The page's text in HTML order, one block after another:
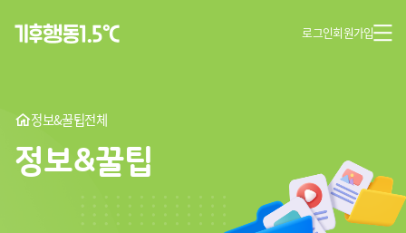
로그인회원가입
정보&꿀팁전체
정보&꿀팁